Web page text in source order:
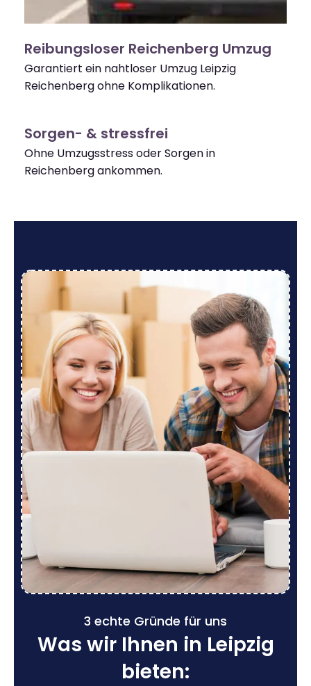
Reibungsloser Reichenberg Umzug
Garantiert ein nahtloser Umzug Leipzig
Reichenberg ohne Komplikationen.
Sorgen- & stressfrei
Ohne Umzugsstress oder Sorgen in
Reichenberg ankommen.
3 echte Gründe für uns
Was wir Ihnen in Leipzig
bieten: